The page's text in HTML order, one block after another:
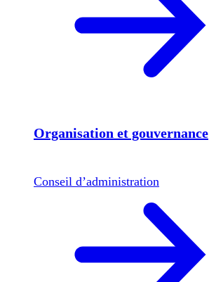
Organisation et gouvernance
Conseil d’administration